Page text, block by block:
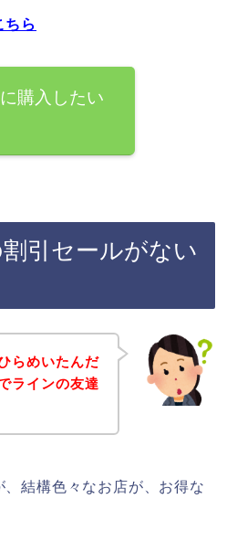
ちら
購入したい
引セールがない
らめいたんだ
ラインの友達
結構色々なお店が、お得な